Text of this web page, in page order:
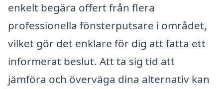
enkelt begära offert från flera
professionella fönsterputsare i området,
vilket gör det enklare för dig att fatta ett
informerat beslut. Att ta sig tid att
jämföra och överväga dina alternativ kan